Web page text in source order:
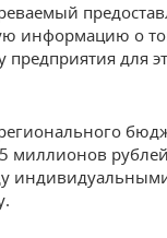
информацию о
предприятия для
миллионов